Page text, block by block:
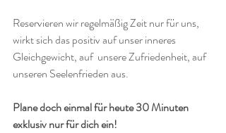
Reservieren wir regelmäßig Zeit nur für uns,
wirkt sich das positiv auf unser inneres
Gleichgewicht, auf  unsere Zufriedenheit, auf
unseren Seelenfrieden aus.
Plane doch einmal für heute 30 Minuten
exklusiv nur für dich ein!